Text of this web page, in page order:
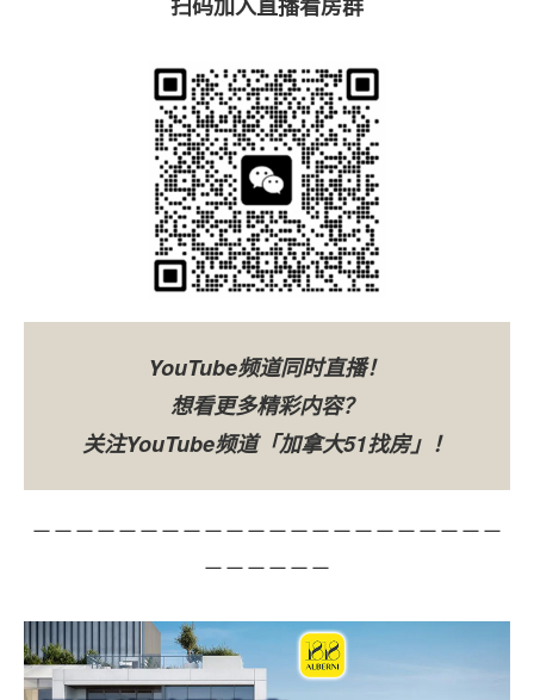
YouTube频道同时直播！
想看更多精彩内容？
关注YouTube频道「加拿大51找房」！
－－－－－－－－－－－－－－－－－－－－－－
－－－－－－